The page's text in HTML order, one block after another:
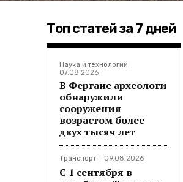
Топ статей за 7 дней
Наука и технологии
07.08.2026
В Фергане археологи
обнаружили
сооружения
возрастом более
двух тысяч лет
Транспорт 09.08.2026
С 1 сентября в